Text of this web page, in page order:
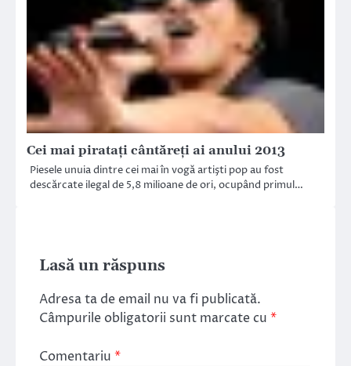
Cei mai pirataţi cântăreţi ai anului 2013
Piesele unuia dintre cei mai în vogă artişti pop au fost
descărcate ilegal de 5,8 milioane de ori, ocupând primul…
Lasă un răspuns
Adresa ta de email nu va fi publicată.
Câmpurile obligatorii sunt marcate cu *
Comentariu *